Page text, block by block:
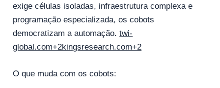
exige células isoladas, infraestrutura complexa e
programação especializada, os cobots
democratizam a automação.twi-
global.com+2kingsresearch.com+2
O que muda com os cobots: